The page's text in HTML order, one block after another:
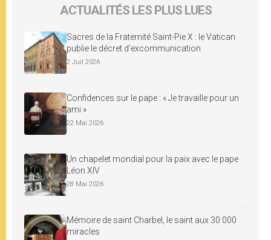
ACTUALITÉS LES PLUS LUES
Sacres de la Fraternité Saint-Pie X : le Vatican
publie le décret d’excommunication
2 Juil 2026
Confidences sur le pape : « Je travaille pour un
ami »
22 Mai 2026
Un chapelet mondial pour la paix avec le pape
Léon XIV
28 Mai 2026
Mémoire de saint Charbel, le saint aux 30 000
miracles